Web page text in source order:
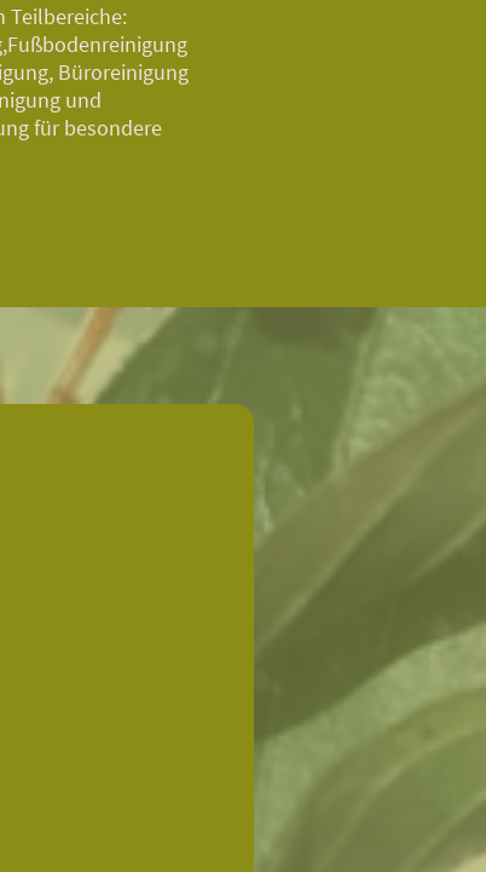
Teilbereiche:
Büroreinigung
und
für besondere